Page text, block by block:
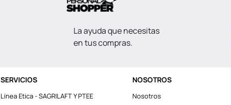
La ayuda que necesitas
en tus compras.
SERVICIOS
Línea Etica - SAGRILAFT Y PTEE
NOSOTROS
Nosotros